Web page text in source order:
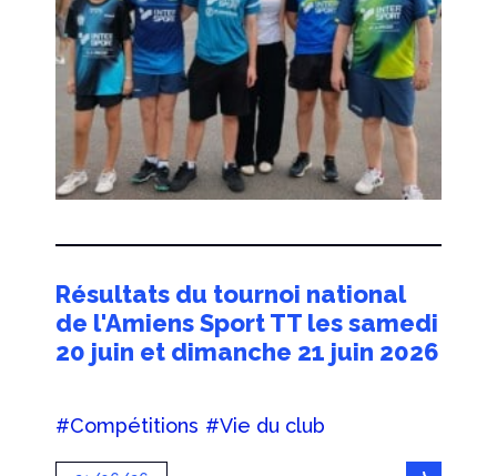
Résultats du tournoi national
de l'Amiens Sport TT les samedi
20 juin et dimanche 21 juin 2026
#Compétitions #Vie du club